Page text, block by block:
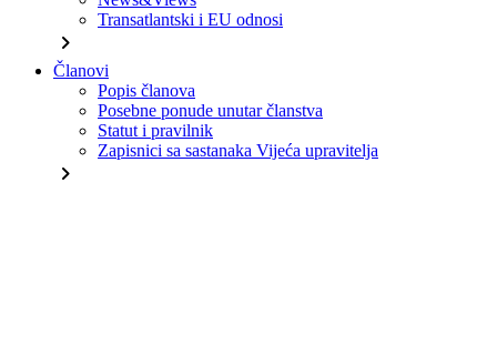
Transatlantski i EU odnosi
chevron_right
Članovi
Popis članova
Posebne ponude unutar članstva
Statut i pravilnik
Zapisnici sa sastanaka Vijeća upravitelja
chevron_right